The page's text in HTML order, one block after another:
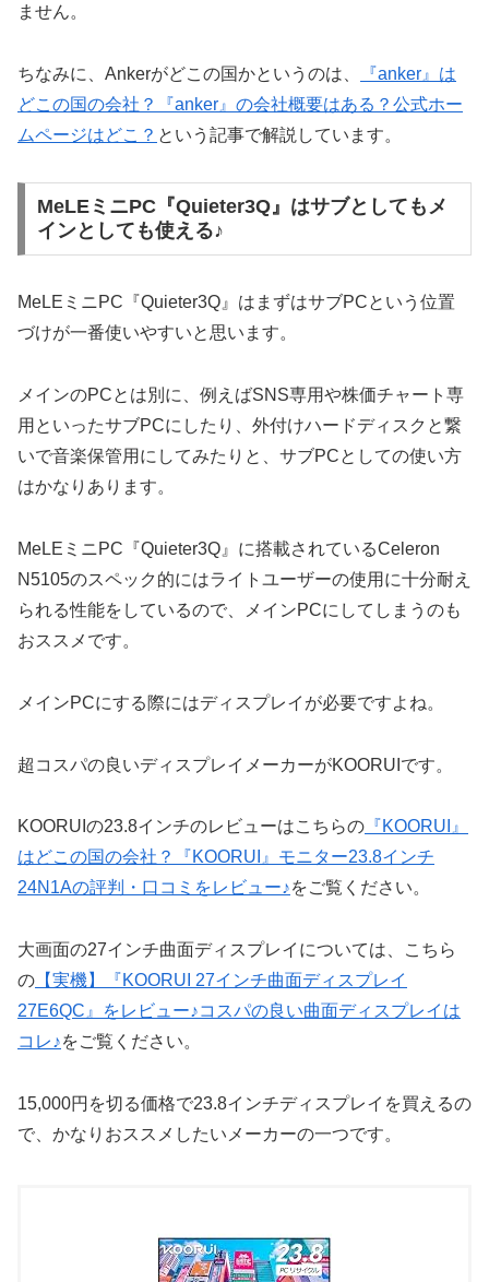
ません。
ちなみに、Ankerがどこの国かというのは、
『anker』は
どこの国の会社？『anker』の会社概要はある？公式ホー
ムページはどこ？ という記事で解説しています。
MeLEミニPC『Quieter3Q』はサブとしてもメ
インとしても使える♪
MeLEミニPC『Quieter3Q』はまずはサブPCという位置
づけが一番使いやすいと思います。
メインのPCとは別に、例えばSNS専用や株価チャート専
用といったサブPCにしたり、外付けハードディスクと繋
いで音楽保管用にしてみたりと、サブPCとしての使い方
はかなりあります。
MeLEミニPC『Quieter3Q』に搭載されているCeleron
N5105のスペック的にはライトユーザーの使用に十分耐え
られる性能をしているので、メインPCにしてしまうのも
おススメです。
メインPCにする際にはディスプレイが必要ですよね。
超コスパの良いディスプレイメーカーがKOORUIです。
KOORUIの23.8インチのレビューはこちらの 『KOORUI』
はどこの国の会社？『KOORUI』モニター23.8インチ
24N1Aの評判・口コミをレビュー♪をご覧ください。
大画面の27インチ曲面ディスプレイについては、こちら
の 【実機】『KOORUI 27インチ曲面ディスプレイ‎
27E6QC』をレビュー♪コスパの良い曲面ディスプレイは
コレ♪をご覧ください。
15,000円を切る価格で23.8インチディスプレイを買えるの
で、かなりおススメしたいメーカーの一つです。